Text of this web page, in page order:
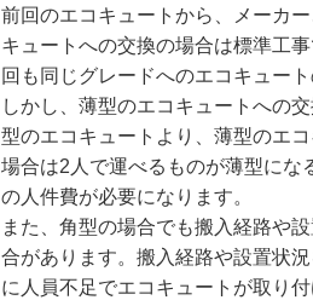
前回のエコキュートから、メーカ
キュートへの交換の場合は標準工
回も同じグレードへのエコキュート
しかし、薄型のエコキュートへの
型のエコキュートより、薄型のエ
場合は2人で運べるものが薄型にな
の人件費が必要になります。
また、角型の場合でも搬入経路や
合があります。搬入経路や設置状
に人員不足でエコキュートが取り